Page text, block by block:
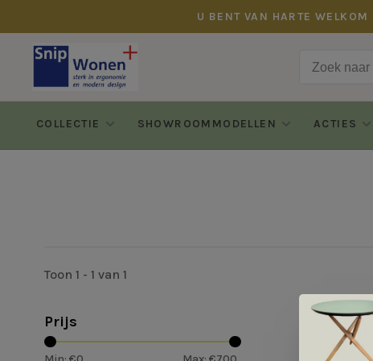
U BENT VAN HARTE
COLLECTIE SHOWROOMMODELLEN ACTIES
Toon 1 - 1 van 1
Prijs